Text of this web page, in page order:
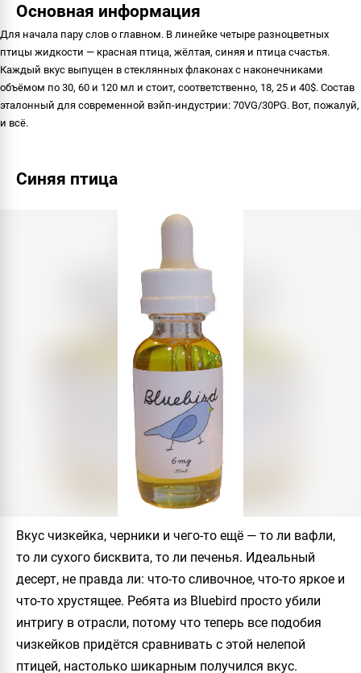
Основная информация
Для начала пару слов о главном. В линейке четыре разноцветных
птицы жидкости — красная птица, жёлтая, синяя и птица счастья.
Каждый вкус выпущен в стеклянных флаконах с наконечниками
объёмом по 30, 60 и 120 мл и стоит, соответственно, 18, 25 и 40$. Состав
эталонный для современной вэйп-индустрии: 70VG/30PG. Вот, пожалуй,
и всё.
Синяя птица
Вкус чизкейка, черники и чего-то ещё — то ли вафли,
то ли сухого бисквита, то ли печенья. Идеальный
десерт, не правда ли: что-то сливочное, что-то яркое и
что-то хрустящее. Ребята из Bluebird просто убили
интригу в отрасли, потому что теперь все подобия
чизкейков придётся сравнивать с этой нелепой
птицей, настолько шикарным получился вкус.